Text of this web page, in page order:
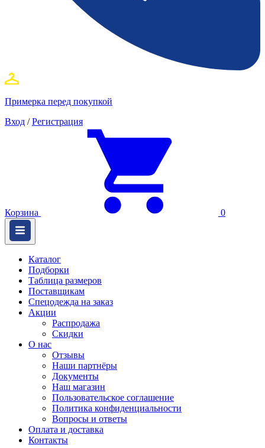
Примерка перед покупкой
Вход / Регистрация
Корзина 0
Каталог
Подборки
Таблица размеров
Поставщикам
Спецодежда на заказ
Акции
Распродажа
Скидки
О нас
Отзывы
Наши партнёры
Документы
Наш магазин
Пользовательское соглашение
Политика конфиденциальности
Вопросы и ответы
Оплата и доставка
Контакты